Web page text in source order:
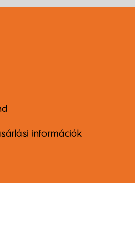
információk